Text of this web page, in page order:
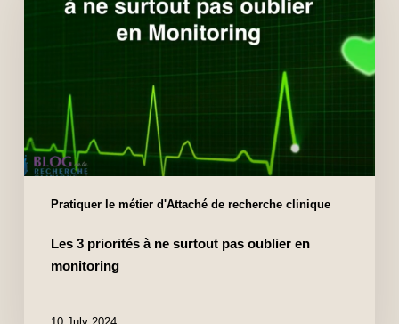
Pratiquer le métier d'Attaché de recherche clinique
Les 3 priorités à ne surtout pas oublier en
monitoring